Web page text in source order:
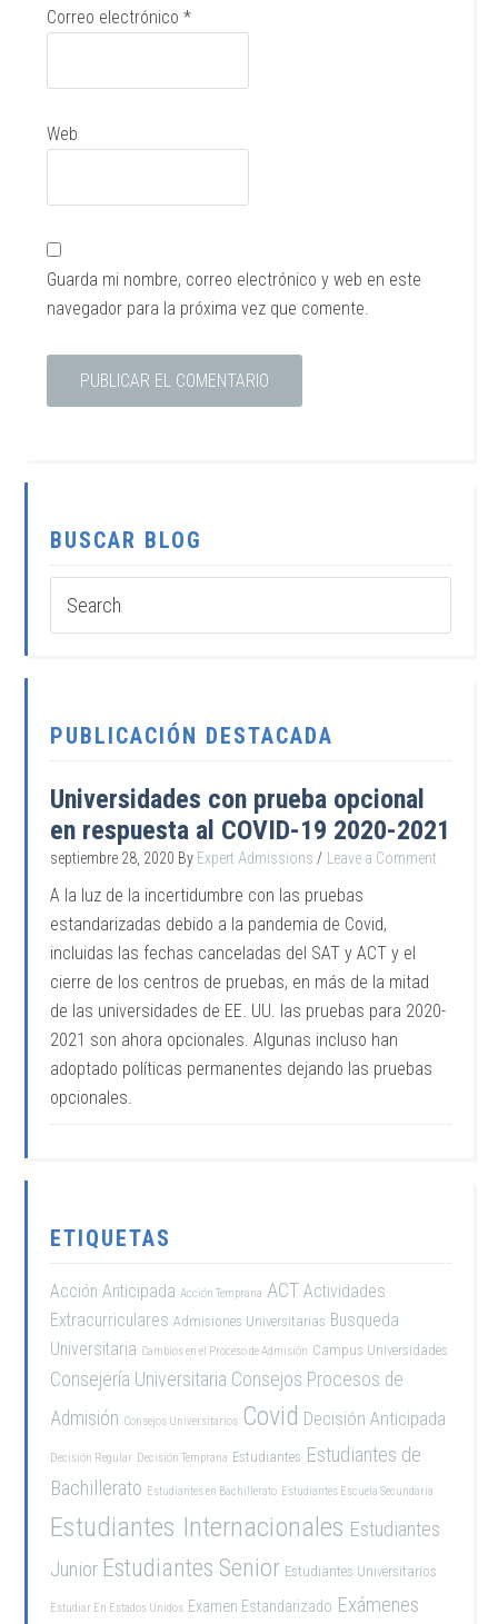
Correo electrónico*
Web
Guarda mi nombre, correo electrónico y web en este
navegador para la próxima vez que comente.
BUSCAR BLOG
PUBLICACIÓN DESTACADA
Universidades con prueba opcional
en respuesta al COVID-19 2020-2021
septiembre 28, 2020 By Expert Admissions Leave a Comment
A la luz de la incertidumbre con las pruebas
estandarizadas debido a la pandemia de Covid,
incluidas las fechas canceladas del SAT y ACT y el
cierre de los centros de pruebas, en más de la mitad
de las universidades de EE. UU. las pruebas para 2020-
2021 son ahora opcionales. Algunas incluso han
adoptado políticas permanentes dejando las pruebas
opcionales.
ETIQUETAS
Acción Anticipada Acción Temprana ACT Actividades
Extracurriculares Admisiones Universitarias Busqueda
Universitaria Cambios en el Proceso de Admisión Campus Universidades
Consejería Universitaria Consejos Procesos de
Admisión Consejos Universitarios Covid Decisión Anticipada
Decisión Regular Decisión Temprana Estudiantes Estudiantes de
Bachillerato Estudiantes en Bachillerato Estudiantes Escuela Secundaria
Estudiantes Internacionales Estudiantes
Junior Estudiantes Senior Estudiantes Universitarios
Estudiar En Estados Unidos Examen Estandarizado Exámenes